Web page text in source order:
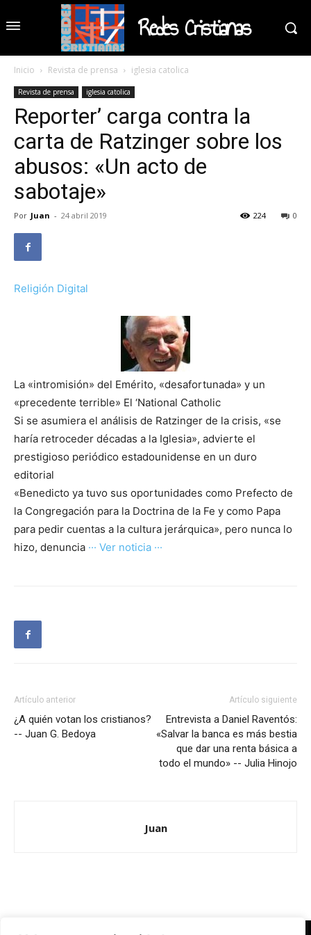
Redes Cristianas
Inicio Revista de prensa iglesia catolica
Revista de prensa iglesia catolica
Reporter’ carga contra la
carta de Ratzinger sobre los
abusos: «Un acto de
sabotaje»
Por Juan - 24 abril 2019 0
224
Religión Digital
La «intromisión» del Emérito, «desafortunada» y un
«precedente terrible» El ‘National Catholic
Si se asumiera el análisis de Ratzinger de la crisis, «se
haría retroceder décadas a la Iglesia», advierte el
prestigioso periódico estadounidense en un duro
editorial
«Benedicto ya tuvo sus oportunidades como Prefecto de
la Congregación para la Doctrina de la Fe y como Papa
para pedir cuentas a la cultura jerárquica», pero nunca lo
hizo, denuncia ··· Ver noticia ···
Artículo anterior
¿A quién votan los cristianos?
-- Juan G. Bedoya
Artículo siguiente
Entrevista a Daniel Raventós:
«Salvar la banca es más bestia
que dar una renta básica a
todo el mundo» -- Julia Hinojo
Juan